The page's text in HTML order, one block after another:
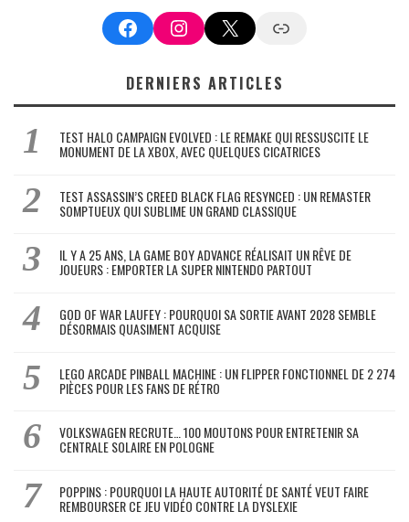
FacebookInstagram
X Google News
DERNIERS ARTICLES
TEST HALO CAMPAIGN EVOLVED : LE REMAKE QUI RESSUSCITE LE
MONUMENT DE LA XBOX, AVEC QUELQUES CICATRICES
TEST ASSASSIN’S CREED BLACK FLAG RESYNCED : UN REMASTER
SOMPTUEUX QUI SUBLIME UN GRAND CLASSIQUE
IL Y A 25 ANS, LA GAME BOY ADVANCE RÉALISAIT UN RÊVE DE
JOUEURS : EMPORTER LA SUPER NINTENDO PARTOUT
GOD OF WAR LAUFEY : POURQUOI SA SORTIE AVANT 2028 SEMBLE
DÉSORMAIS QUASIMENT ACQUISE
LEGO ARCADE PINBALL MACHINE : UN FLIPPER FONCTIONNEL DE 2 274
PIÈCES POUR LES FANS DE RÉTRO
VOLKSWAGEN RECRUTE… 100 MOUTONS POUR ENTRETENIR SA
CENTRALE SOLAIRE EN POLOGNE
POPPINS : POURQUOI LA HAUTE AUTORITÉ DE SANTÉ VEUT FAIRE
REMBOURSER CE JEU VIDÉO CONTRE LA DYSLEXIE